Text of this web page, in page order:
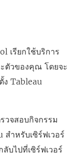
เรียกใช้บริการ
ตัวของคุณ โดยจะ
ง Tableau
วจสอบกิจกรรม
ำหรับเซิร์ฟเวอร์
บไปที่เซิร์ฟเวอร์